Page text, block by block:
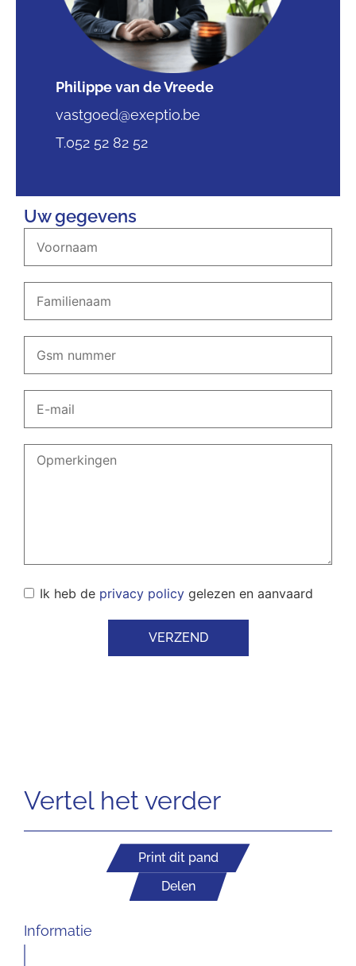
Philippe van de Vreede
vastgoed@exeptio.be
T.052 52 82 52
Uw gegevens
Ik heb de privacy policy gelezen en aanvaard
VERZEND
Vertel het verder
Print dit pand
Delen
Informatie